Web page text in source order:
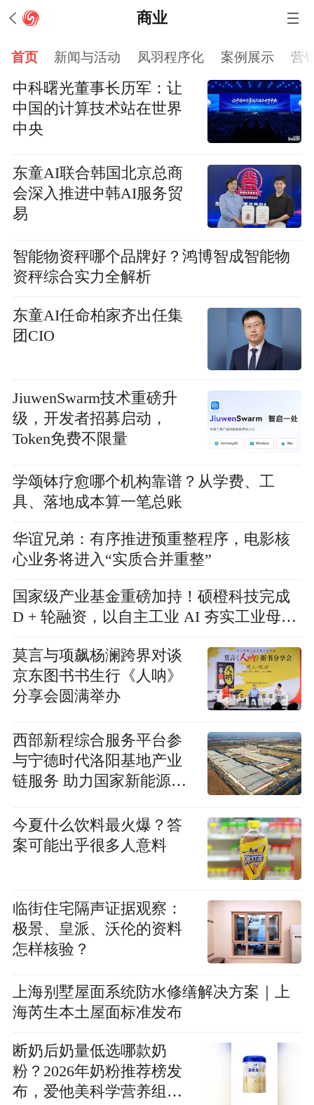
商业
首页 新闻与活动 凤羽程序化 案例展示 营
中科曙光董事长历军：让
中国的计算技术站在世界
中央
东童AI联合韩国北京总商
会深入推进中韩AI服务贸
易
智能物资秤哪个品牌好？鸿博智成智能物
资秤综合实力全解析
东童AI任命柏家齐出任集
团CIO
JiuwenSwarm技术重磅升
级，开发者招募启动，
Token免费不限量
学颂钵疗愈哪个机构靠谱？从学费、工
具、落地成本算一笔总账
华谊兄弟：有序推进预重整程序，电影核
心业务将进入“实质合并重整”
国家级产业基金重磅加持！硕橙科技完成
D + 轮融资，以自主工业 AI 夯实工业母机
莫言与项飙杨澜跨界对谈
京东图书书生行《人呐》
分享会圆满举办
西部新程综合服务平台参
与宁德时代洛阳基地产业
链服务 助力国家新能源产
今夏什么饮料最火爆？答
案可能出乎很多人意料
临街住宅隔声证据观察：
极景、皇派、沃伦的资料
怎样核验？
上海别墅屋面系统防水修缮解决方案｜上
海芮生本土屋面标准发布
断奶后奶量低选哪款奶
粉？2026年奶粉推荐榜发
布，爱他美科学营养组合